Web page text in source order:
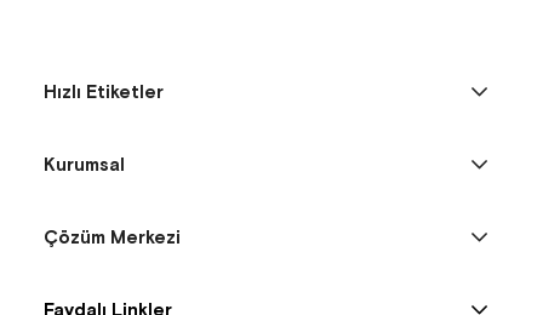
Hızlı Etiketler
Kurumsal
Çözüm Merkezi
Faydalı Linkler